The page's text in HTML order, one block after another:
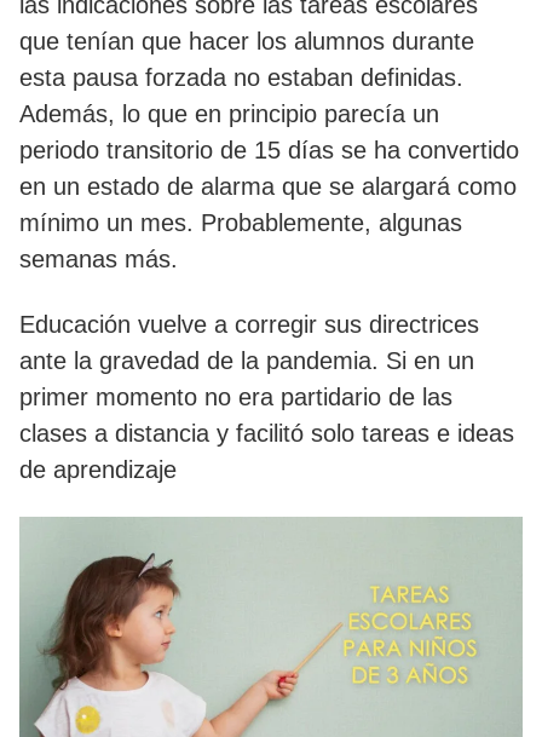
que tenían que hacer los alumnos durante
esta pausa forzada no estaban definidas.
Además, lo que en principio parecía un
periodo transitorio de 15 días se ha convertido
en un estado de alarma que se alargará como
mínimo un mes. Probablemente, algunas
semanas más.
Educación vuelve a corregir sus directrices
ante la gravedad de la pandemia. Si en un
primer momento no era partidario de las
clases a distancia y facilitó solo tareas e ideas
de aprendizaje